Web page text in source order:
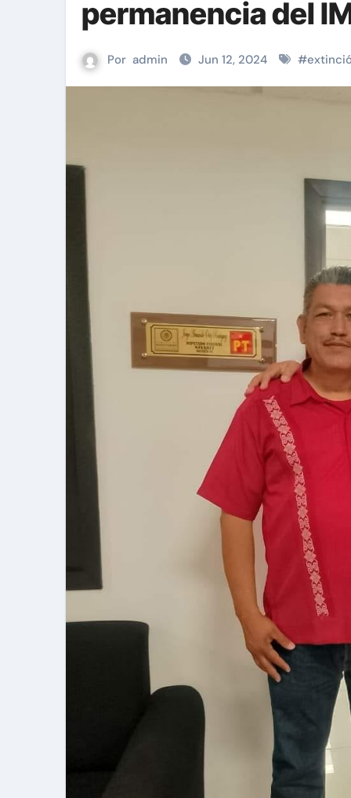
permanencia del
Por admin Jun 12, 2024 #